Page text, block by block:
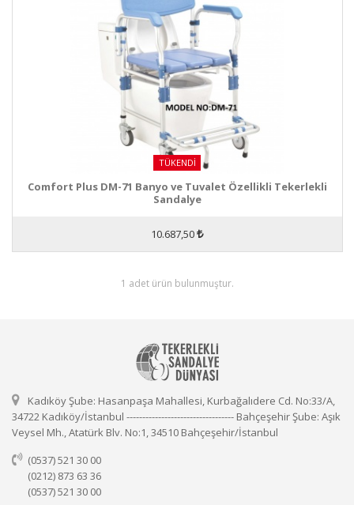
TÜKENDI
Comfort Plus DM-71 Banyo ve Tuvalet Özellikli Tekerlekli
Sandalye
10.687,50
1 adet ürün bulunmuştur.
Kadıköy Şube: Hasanpaşa Mahallesi, Kurbağalıdere Cd. No:33/A,
34722 Kadıköy/İstanbul ---------------------------------- Bahçeşehir Şube: Aşık
Veysel Mh., Atatürk Blv. No:1, 34510 Bahçeşehir/İstanbul
(0537) 521 30 00
(0212) 873 63 36
(0537) 521 30 00